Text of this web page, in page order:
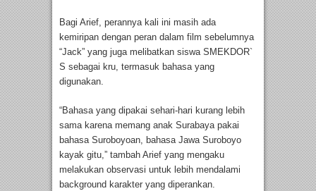
Bagi Arief, perannya kali ini masih ada
kemiripan dengan peran dalam film sebelumnya
“Jack” yang juga melibatkan siswa SMEKDOR`
S sebagai kru, termasuk bahasa yang
digunakan.
“Bahasa yang dipakai sehari-hari kurang lebih
sama karena memang anak Surabaya pakai
bahasa Suroboyoan, bahasa Jawa Suroboyo
kayak gitu,” tambah Arief yang mengaku
melakukan observasi untuk lebih mendalami
background karakter yang diperankan.